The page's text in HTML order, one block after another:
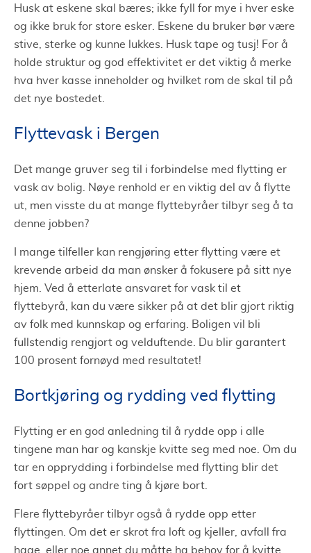
Husk at eskene skal bæres; ikke fyll for mye i hver eske
og ikke bruk for store esker. Eskene du bruker bør være
stive, sterke og kunne lukkes. Husk tape og tusj! For å
holde struktur og god effektivitet er det viktig å merke
hva hver kasse inneholder og hvilket rom de skal til på
det nye bostedet.
Flyttevask i Bergen
Det mange gruver seg til i forbindelse med flytting er
vask av bolig. Nøye renhold er en viktig del av å flytte
ut, men visste du at mange flyttebyråer tilbyr seg å ta
denne jobben?
I mange tilfeller kan rengjøring etter flytting være et
krevende arbeid da man ønsker å fokusere på sitt nye
hjem. Ved å etterlate ansvaret for vask til et
flyttebyrå, kan du være sikker på at det blir gjort riktig
av folk med kunnskap og erfaring. Boligen vil bli
fullstendig rengjort og velduftende. Du blir garantert
100 prosent fornøyd med resultatet!
Bortkjøring og rydding ved flytting
Flytting er en god anledning til å rydde opp i alle
tingene man har og kanskje kvitte seg med noe. Om du
tar en opprydding i forbindelse med flytting blir det
fort søppel og andre ting å kjøre bort.
Flere flyttebyråer tilbyr også å rydde opp etter
flyttingen. Om det er skrot fra loft og kjeller, avfall fra
hage, eller noe annet du måtte ha behov for å kvitte